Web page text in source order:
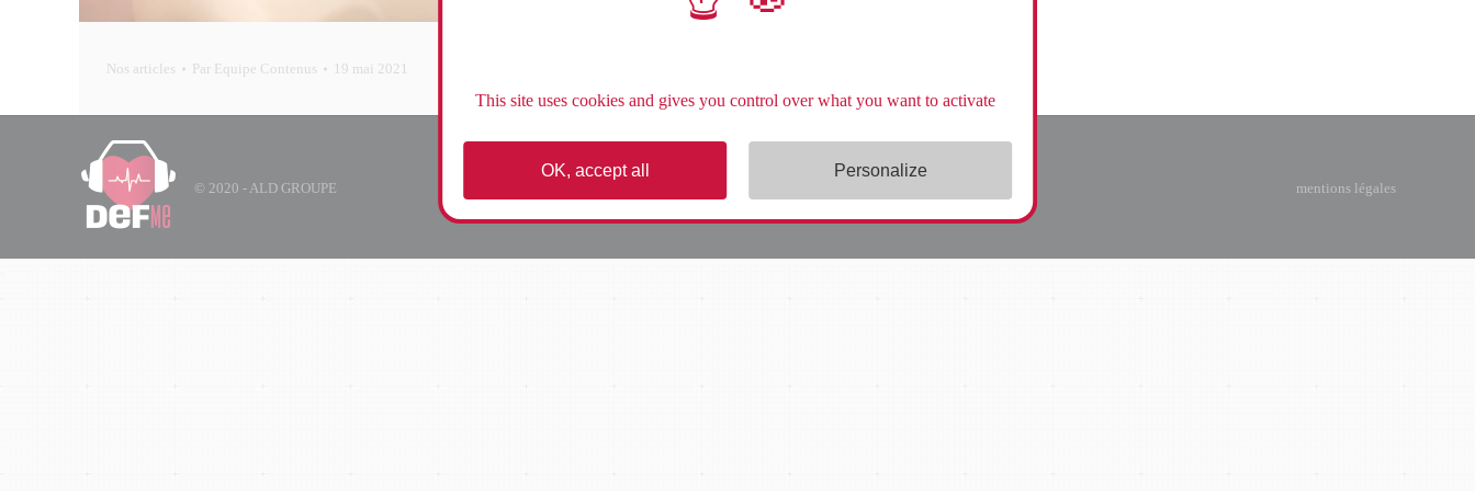
Nos articles Par Equipe Contenus 19 mai 2021
© 2020 - ALD GROUPE mentions légales
This site uses cookies and gives you control over what you want to activate
OK, accept all Personalize